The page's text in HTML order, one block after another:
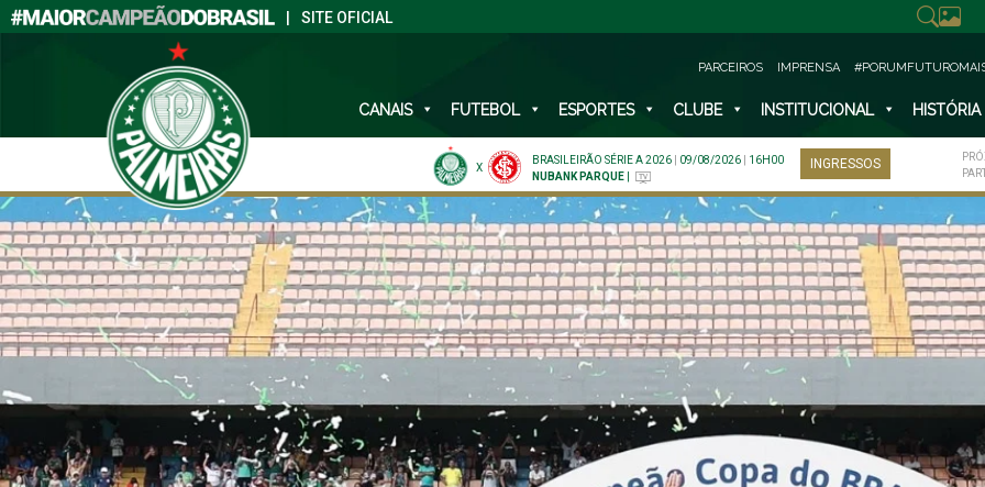
SITE OFICIAL
PARCEIROS IMPRENSA
CANAIS FUTEBOL ESPORTES CLUBE INSTITUCIONAL HISTÓRIA
X
BRASILEIRÃO SÉRIE A 2026 09/08/2026
16H00
NUBANK PARQUE
INGRESSOS